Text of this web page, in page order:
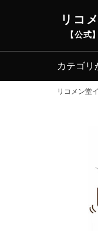
リコ
【公式
カテゴリ
リコメン堂